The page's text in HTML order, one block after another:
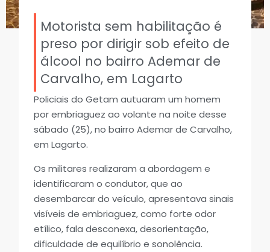
Motorista sem habilitação é
preso por dirigir sob efeito de
álcool no bairro Ademar de
Carvalho, em Lagarto
Policiais do Getam autuaram um homem
por embriaguez ao volante na noite desse
sábado (25), no bairro Ademar de Carvalho,
em Lagarto.
Os militares realizaram a abordagem e
identificaram o condutor, que ao
desembarcar do veículo, apresentava sinais
visíveis de embriaguez, como forte odor
etílico, fala desconexa, desorientação,
dificuldade de equilíbrio e sonolência.